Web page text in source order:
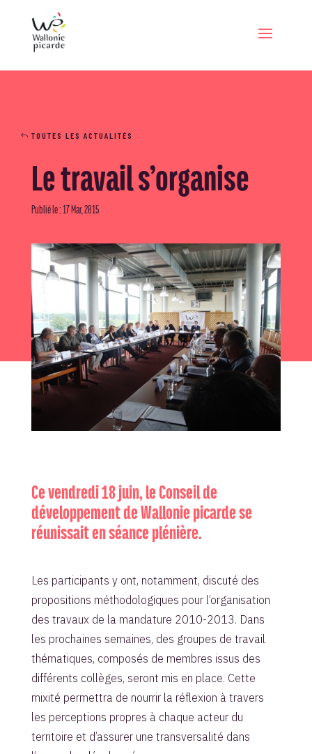
TOUTES LES ACTUALITÉS
Le travail s’organise
Publié le : 17 Mar, 2015
Ce vendredi 18 juin, le Conseil de
développement de Wallonie picarde se
réunissait en séance plénière.
Les participants y ont, notamment, discuté des
propositions méthodologiques pour l’organisation
des travaux de la mandature 2010-2013. Dans
les prochaines semaines, des groupes de travail
thématiques, composés de membres issus des
différents collèges, seront mis en place. Cette
mixité permettra de nourrir la réflexion à travers
les perceptions propres à chaque acteur du
territoire et d’assurer une transversalité dans